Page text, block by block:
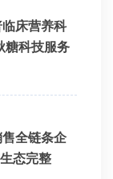
床营养科
糖科技服务
全链条企
态完整